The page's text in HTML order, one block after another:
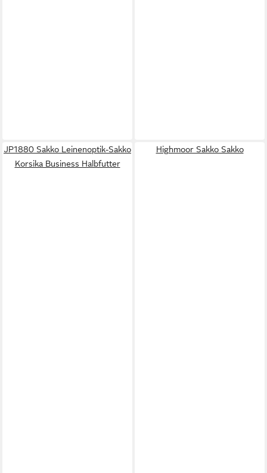
JP1880 Sakko Leinenoptik-Sakko
Korsika Business Halbfutter
Highmoor Sakko Sakko